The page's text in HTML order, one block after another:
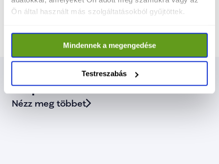
Ön által használt más szolgáltatásokból gyűjtöttek.
Mindennek a megengedése
Testreszabás
biztonság lesz Magyarországon.”
Kapcsolódó cikkek
Nézz meg többet